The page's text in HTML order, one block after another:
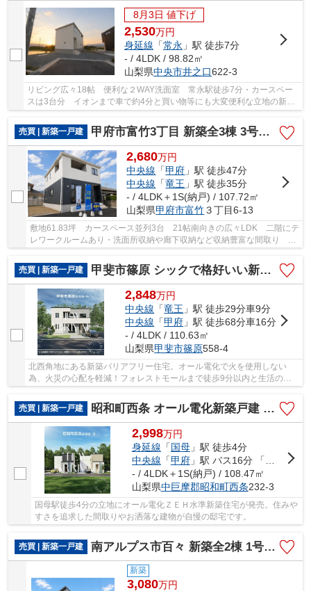
8月3日 値下げ
2,530万円
身延線 「常永 」駅 徒歩7分
- / 4LDK / 98.82㎡
山梨県中央市井之口622‐3
リビング広々18帖 便利な２WAY洗面室 常永駅徒歩7分・カースペー
スは3台分 イオンまで車で約4分と買い物等にも大変便利な立地の新築
戸建て 建物内覧可能。お気軽にお問合せください。
売買 | 新築一戸建
甲府市富竹3丁目 新築全3棟 3号棟 南西道路・車並列3台
2,680万円
中央線 「甲府 」駅 徒歩47分
中央線 「竜王 」駅 徒歩35分
- / 4LDK＋1S(納戸) / 107.72㎡
山梨県甲府市富竹３丁目6-13
敷地61.83坪 カースペース並列3台 21帖南向きの広々LDK 二階にテ
レワークルームあり・洗面所収納や廊下収納など収納豊富な間取り 貢
売買 | 新築一戸建
甲斐市篠原 シックで格好いい新築戸建 角地 設備充実
2,848万円
中央線 「竜王 」駅 徒歩29分車9分
中央線 「甲府 」駅 徒歩68分車16分
- / 4LDK / 110.63㎡
山梨県甲斐市篠原558-4
北西角地にある新築バリアフリー住宅。オール電化で火を使用しない
為、火災の心配を軽減！フォレストモールまで徒歩9分以内と生活の利
売買 | 新築一戸建
昭和町西条 オール電化新築戸建 国母駅歩4分 ＺＥＨ水準住宅
2,998万円
身延線 「国母」駅 徒歩4分
中央線 「甲府」駅 バス16分 「国母八丁目」 停歩4分
- / 4LDK＋1S(納戸) / 108.47㎡
山梨県中巨摩郡昭和町西条232-3
国母駅徒歩4分の立地にオール電化ＺＥＨ水準新築住宅が発売。住みや
すさを追求した間取りやお洒落な建物が自慢の邸宅です。
売買 | 新築一戸建 南アルプス市百々 新築全2棟 1号棟 南道路・車並列3台
新築
3,080万円